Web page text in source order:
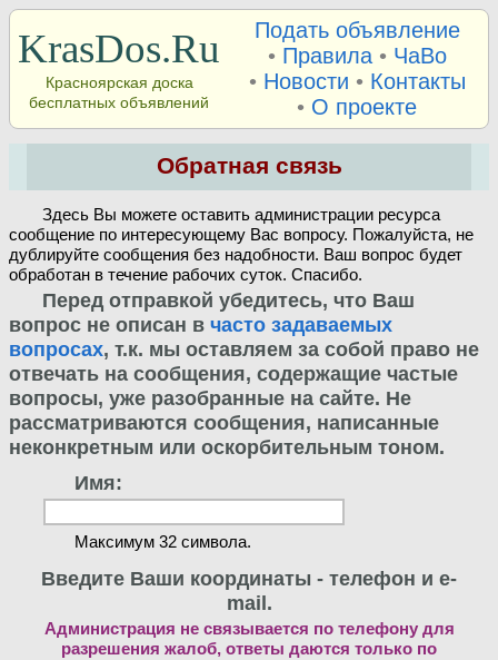
KrasDos.Ru
Красноярская доска
бесплатных объявлений
Подать объявление
• Правила• ЧаВо
• Новости • Контакты
• О проекте
Обратная связь
Здесь Вы можете оставить администрации ресурса
сообщение по интересующему Вас вопросу. Пожалуйста, не
дублируйте сообщения без надобности. Ваш вопрос будет
обработан в течение рабочих суток. Спасибо.
Перед отправкой убедитесь, что Ваш
вопрос не описан в часто задаваемых
вопросах, т.к. мы оставляем за собой право не
отвечать на сообщения, содержащие частые
вопросы, уже разобранные на сайте. Не
рассматриваются сообщения, написанные
неконкретным или оскорбительным тоном.
Имя:
Максимум 32 символа.
Введите Ваши координаты - телефон и e-
mail.
Администрация не связывается по телефону для
разрешения жалоб, ответы даются только по